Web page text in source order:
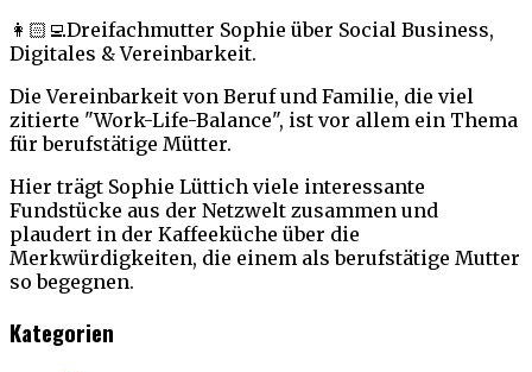
👩🏻‍💻Dreifachmutter Sophie über Social Business,
Digitales & Vereinbarkeit.
Die Vereinbarkeit von Beruf und Familie, die viel
zitierte "Work-Life-Balance", ist vor allem ein Thema
für berufstätige Mütter.
Hier trägt Sophie Lüttich viele interessante
Fundstücke aus der Netzwelt zusammen und
plaudert in der Kaffeeküche über die
Merkwürdigkeiten, die einem als berufstätige Mutter
so begegnen.
Kategorien